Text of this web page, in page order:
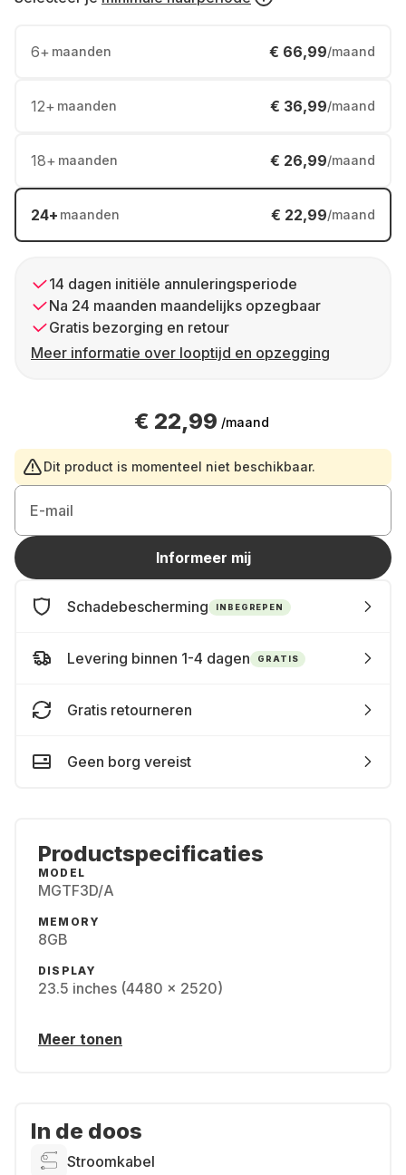
6+ maanden € 66,99/maand
12+ maanden € 36,99/maand
18+ maanden € 26,99/maand
24+ maanden € 22,99/maand
14 dagen initiële annuleringsperiode
Na 24 maanden maandelijks opzegbaar
Gratis bezorging en retour
Meer informatie over looptijd en opzegging
€ 22,99 /maand
Dit product is momenteel niet beschikbaar.
E-mail
Informeer mij
Schadebescherming INBEGREPEN
Levering binnen 1-4 dagen GRATIS
Gratis retourneren
Geen borg vereist
Productspecificaties
MODEL
MGTF3D/A
MEMORY
8GB
DISPLAY
23.5 inches (4480 x 2520)
Meer tonen
In de doos
Stroomkabel